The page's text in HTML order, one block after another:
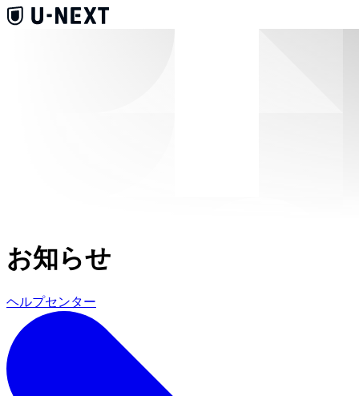
お知らせ
ヘルプセンター